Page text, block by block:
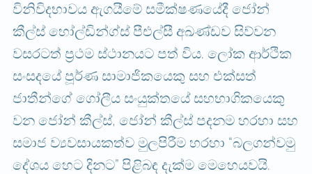
විනිවිදභාවය ඇගයීමේ සමීක්ෂණයේදී ජෝන්
කීල්ස් හෝල්ඩින්ග්ස් පීඑල්සී අඛණ්ඩව සිව්වන
වසරටත් ප්‍රථම ස්ථානයට පත් විය. ලෝක ආර්ථික
සංසදයේ පූර්ණ සාමාජිකයෙකු සහ එක්සත්
ජාතීන්ගේ ගෝලීය සංයුක්තයේ සහභාගිකයෙකු
වන ජෝන් කීල්ස්, ජෝන් කීල්ස් පදනම හරහා සහ
සමාජ ව්‍යවසායකත්ව මුලපිරීම හරහා “බලගන්වමු
දේශය හෙට දිනට” පිළිබඳ දැක්ම මෙහෙයවයි.